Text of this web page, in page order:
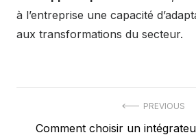
à l’entreprise une capacité
aux transformations du secteur.
PREVIOUS
Previous
Comment choisir un